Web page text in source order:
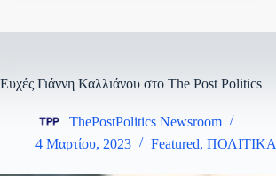
Ευχές Γιάννη Καλλιάνου στο The Post Politics
ThePostPolitics Newsroom
4 Μαρτίου, 2023
Featured, ΠΟΛΙΤΙΚΑ